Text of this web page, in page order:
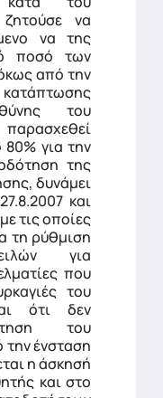
να
να της
ποσό των
από την
του
για την
της
δυνάμει
και
τις οποίες
τη ρύθμιση
για
που
του
ότι δεν
του
την ένσταση
η άσκησή
και στο